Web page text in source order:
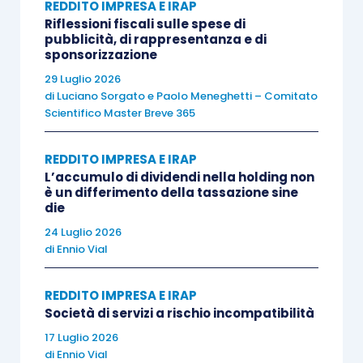
contratti di trasferimento
beneficio della rateizzazione, le imprese
potrebbero esseretentate di qualificare come
“ramo d’azienda”
una cessione di una pluralità di beni
Se l’Amministrazione finanziaria dovesse
riqualificareun’operazione di cessione di ramo
d’aziendain cessione di singoli beni (per
disconoscere la rateizzazione), gli effetti
civilistici
giurisprudenza (es.Cass. n. 1499/2018
richiede, per il ramo d’azienda, il trasferimento di
un complesso organizzato dotato dipotenzialità
produttiva autonoma
REDDITO IMPRESA E IRAP
Riflessioni fiscali sulle spese di
pubblicità, di rappresentanza e di
sponsorizzazione
29 Luglio 2026
di Luciano Sorgatoe Paolo Meneghetti – Comitato
Scientifico Master Breve 365
REDDITO IMPRESA E IRAP
L’accumulo di dividendi nella holding non
è un differimento della tassazione sine
die
24 Luglio 2026
di Ennio Vial
REDDITO IMPRESA E IRAP
Società di servizi a rischio incompatibilità
17 Luglio 2026
di Ennio Vial